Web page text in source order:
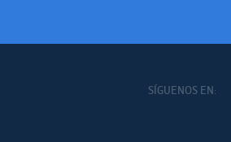
SÍGUENOS EN: